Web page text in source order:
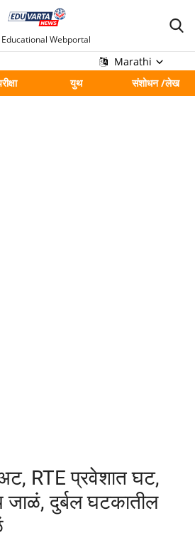
Educational Webportal
Marathi
युथ संशोधन /लेख
RTE प्रवेशात घट,
जाळं, दुर्बल घटकातील